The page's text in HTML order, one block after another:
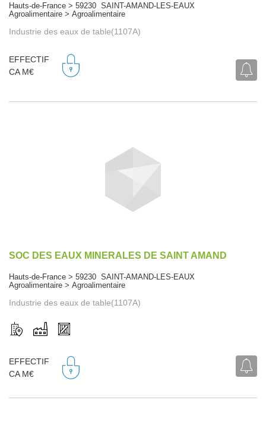
Hauts-de-France > 59230 SAINT-AMAND-LES-EAUX
Agroalimentaire > Agroalimentaire
Industrie des eaux de table(1107A)
EFFECTIF
CA M€
SOC DES EAUX MINERALES DE SAINT AMAND
Hauts-de-France > 59230 SAINT-AMAND-LES-EAUX
Agroalimentaire > Agroalimentaire
Industrie des eaux de table(1107A)
EFFECTIF
CA M€